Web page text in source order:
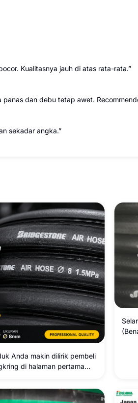
Kualitasnya jauh di atas rata-rata.”
dan debu tetap awet.
sekadar angka.”
Anda makin dilirik pembeli
di halaman pertama
deskripsinya perlu
informatif, kaya akan kata